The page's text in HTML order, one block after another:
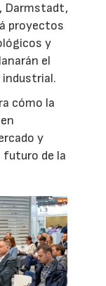
Darmstadt,
proyectos
y
el
cómo la
y
futuro de la